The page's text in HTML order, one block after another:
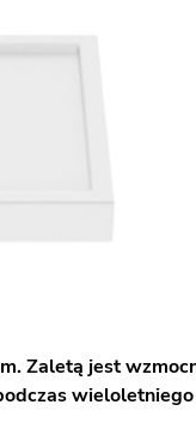
Zaletą jest